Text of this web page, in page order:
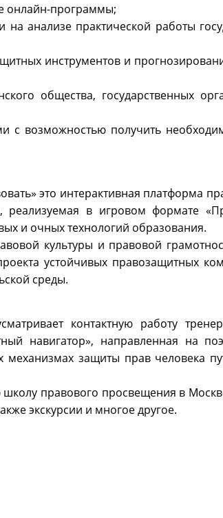
онлайн-программы;
практической работы
инструментов и
общества, государственных
получить
это интерактивная платформа
в игровом формате
и очных технологий образования.
культуры и правовой
устойчивых правозащитных
среды.
контактную работу
навигатор», направленная на
механизмах защиты прав человека
правового просвещения в
экскурсии и многое другое.